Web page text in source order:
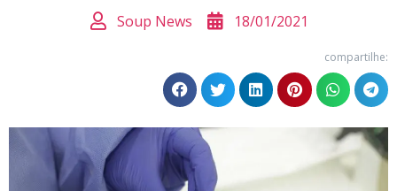
Soup News 18/01/2021
compartilhe: